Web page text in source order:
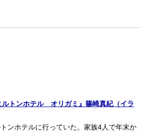
トンホテル オリガミ』篠崎真紀（イラ
ンホテルに行っていた。家族4人で年末か